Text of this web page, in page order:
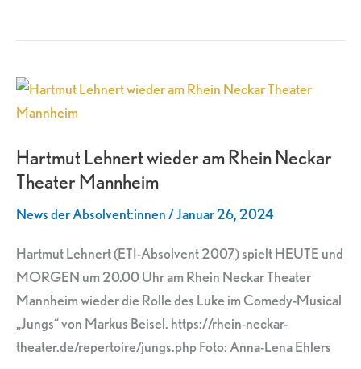
Hartmut Lehnert wieder am Rhein Neckar
Theater Mannheim
News der Absolvent:innen/Januar 26, 2024
Hartmut Lehnert (ETI-Absolvent 2007) spielt HEUTE und
MORGEN um 20.00 Uhr am Rhein Neckar Theater
Mannheim wieder die Rolle des Luke im Comedy-Musical
„Jungs“ von Markus Beisel. https://rhein-neckar-
theater.de/repertoire/jungs.php Foto: Anna-Lena Ehlers
Hartmut
Lehnert
am
Rhein
Neckar
Mannheim